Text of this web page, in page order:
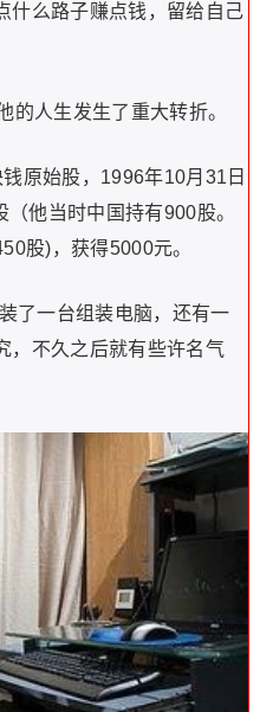
什么路子赚点钱，留给自己
的人生发生了重大转折。
原始股，1996年10月31日
（他当时中国持有900股。
股)，获得5000元。
了一台组装电脑，还有一
，不久之后就有些许名气